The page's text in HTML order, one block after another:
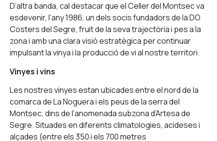
D’altra banda, cal destacar que el Celler del Montsec va
esdevenir, l’any 1986, un dels socis fundadors de la DO
Costers del Segre, fruit de la seva trajectòria i pes a la
zona i amb una clara visió estratègica per continuar
impulsant la vinya i la producció de vi al nostre territori.
Vinyes i vins
Les nostres vinyes estan ubicades entre el nord de la
comarca de La Noguera i els peus de la serra del
Montsec, dins de l’anomenada subzona d’Artesa de
Segre. Situades en diferents climatologies, acideses i
alçades (entre els 350 i els 700 metres